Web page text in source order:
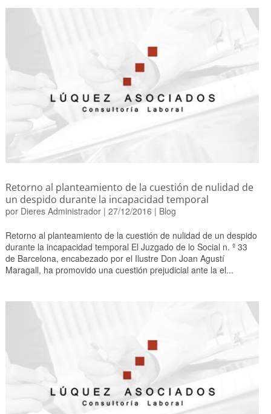
Retorno al planteamiento de la cuestión de nulidad de
un despido durante la incapacidad temporal
por Dieres Administrador| 27/12/2016 | Blog
Retorno al planteamiento de la cuestión de nulidad de un despido
durante la incapacidad temporal El Juzgado de lo Social n. º 33
de Barcelona, encabezado por el Ilustre Don Joan Agustí
Maragall, ha promovido una cuestión prejudicial ante la el...